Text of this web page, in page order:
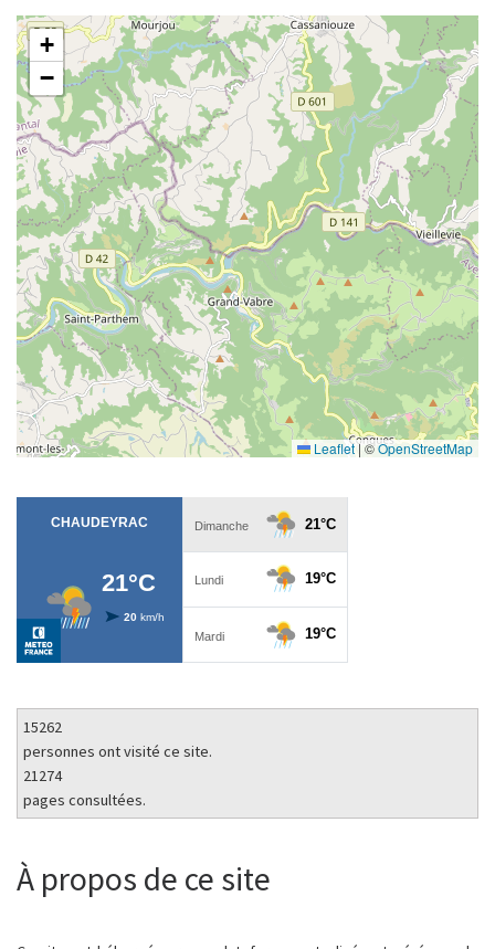
+
−
Leaflet|©OpenStreetMap
15262
personnes ont visité ce site.
21274
pages consultées.
À propos de ce site